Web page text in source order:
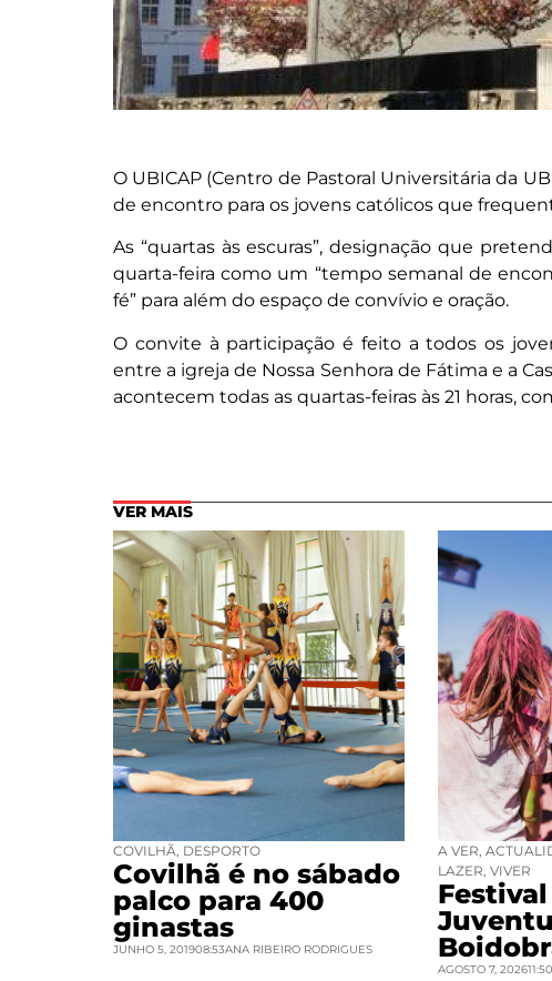
O UBICAP (Centro de Pastoral Universitária da
de encontro para os jovens católicos que
As “quartas às escuras”, designação que
quarta-feira como um “tempo semanal de
fé” para além do espaço de convívio e oração.
O convite à participação é feito a todos os
entre a igreja de Nossa Senhora de Fátima e a
acontecem todas as quartas-feiras às 21 horas,
VER MAIS
COVILHÃ, DESPORTO
Covilhã é no sábado
palco para 400
ginastas
JUNHO 5, 201908:53ANA RIBEIRO RODRIGUES
A VER,
LAZER, VIVER
AGOSTO 7, 202611:50